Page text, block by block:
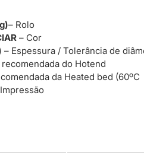
– Rolo
– Cor
– Espessura / Tolerância de
recomendada do Hotend
da Heated bed